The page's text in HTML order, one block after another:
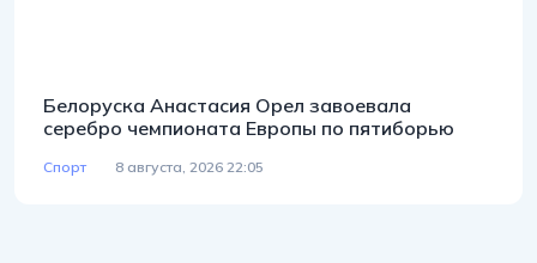
Белоруска Анастасия Орел завоевала
серебро чемпионата Европы по пятиборью
Спорт 8 августа, 2026 22:05